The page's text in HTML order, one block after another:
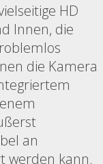
HD
Innen, die
die Kamera
an
werden kann.